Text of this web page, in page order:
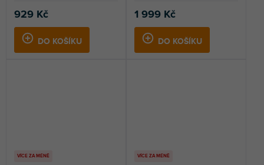
5,0
hvězdiček.
929 Kč
DO KOŠÍKU
1 999 Kč
DO KOŠÍKU
VÍCE ZA MÉNĚ VÍCE ZA MÉNĚ